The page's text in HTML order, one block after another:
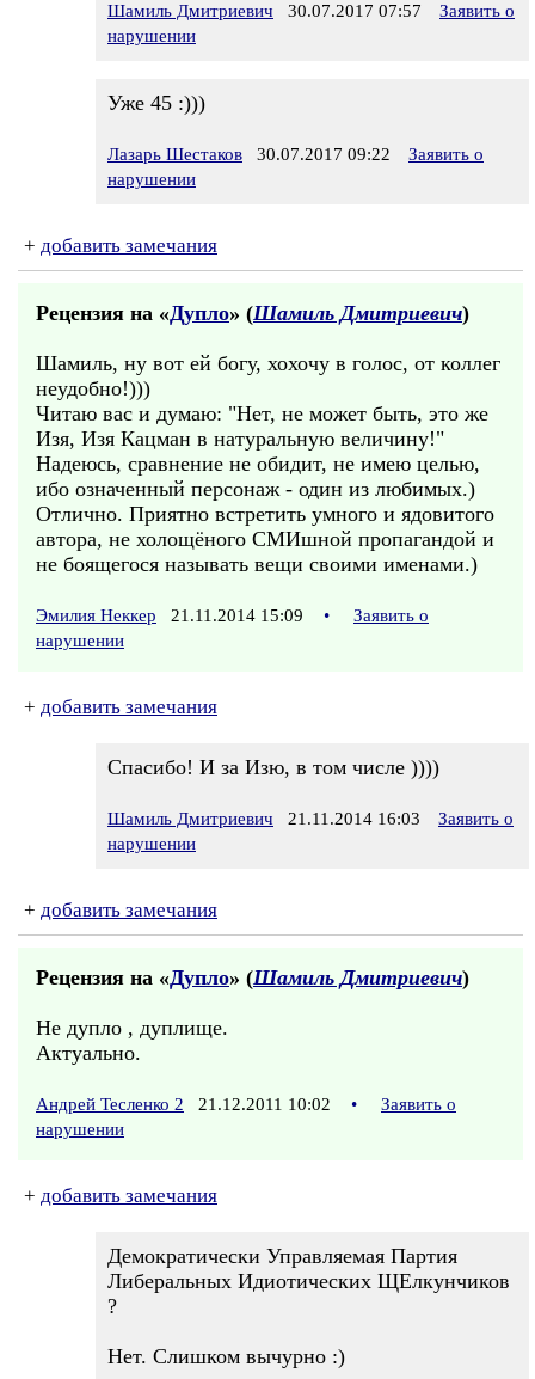
Шамиль Дмитриевич 30.07.2017 07:57
Заявить о
нарушении
Уже 45 :)))
Лазарь Шестаков 30.07.2017 09:22
Заявить о
нарушении
+ добавить замечания
Рецензия на «Дупло» (Шамиль Дмитриевич)
Шамиль, ну вот ей богу, хохочу в голос, от коллег
неудобно!)))
Читаю вас и думаю: "Нет, не может быть, это же
Изя, Изя Кацман в натуральную величину!"
Надеюсь, сравнение не обидит, не имею целью,
ибо означенный персонаж - один из любимых.)
Отлично. Приятно встретить умного и ядовитого
автора, не холощёного СМИшной пропагандой и
не боящегося называть вещи своими именами.)
Эмилия Неккер 21.11.2014 15:09 •
Заявить о
нарушении
+ добавить замечания
Спасибо! И за Изю, в том числе ))))
Шамиль Дмитриевич 21.11.2014 16:03
Заявить о
нарушении
+ добавить замечания
Рецензия на «Дупло» (Шамиль Дмитриевич)
Не дупло , дуплище.
Актуально.
Андрей Тесленко 2 21.12.2011 10:02 •
Заявить о
нарушении
+ добавить замечания
Демократически Управляемая Партия
Либеральных Идиотических ЩЕлкунчиков
?
Нет. Слишком вычурно :)